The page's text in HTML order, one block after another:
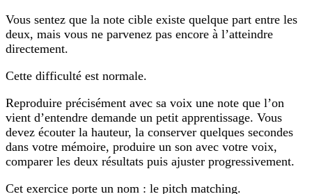
Vous sentez que la note cible existe quelque part entre les
deux, mais vous ne parvenez pas encore à l’atteindre
directement.
Cette difficulté est normale.
Reproduire précisément avec sa voix une note que l’on
vient d’entendre demande un petit apprentissage. Vous
devez écouter la hauteur, la conserver quelques secondes
dans votre mémoire, produire un son avec votre voix,
comparer les deux résultats puis ajuster progressivement.
Cet exercice porte un nom : le pitch matching.